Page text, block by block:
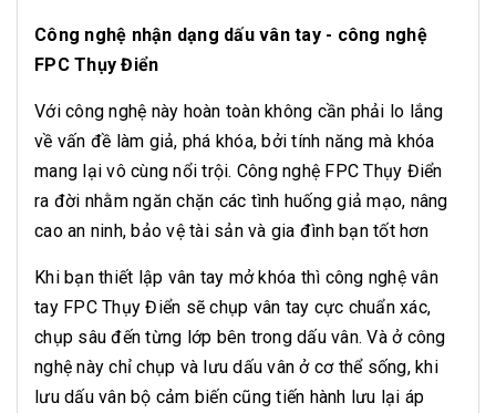
Công nghệ nhận dạng dấu vân tay - công nghệ
FPC Thụy Điển
Với công nghệ này hoàn toàn không cần phải lo lắng
về vấn đề làm giả, phá khóa, bởi tính năng mà khóa
mang lại vô cùng nổi trội. Công nghệ FPC Thụy Điển
ra đời nhằm ngăn chặn các tình huống giả mạo, nâng
cao an ninh, bảo vệ tài sản và gia đình bạn tốt hơn
Khi bạn thiết lập vân tay mở khóa thì công nghệ vân
tay FPC Thụy Điển sẽ chụp vân tay cực chuẩn xác,
chụp sâu đến từng lớp bên trong dấu vân. Và ở công
nghệ này chỉ chụp và lưu dấu vân ở cơ thể sống, khi
lưu dấu vân bộ cảm biến cũng tiến hành lưu lại áp